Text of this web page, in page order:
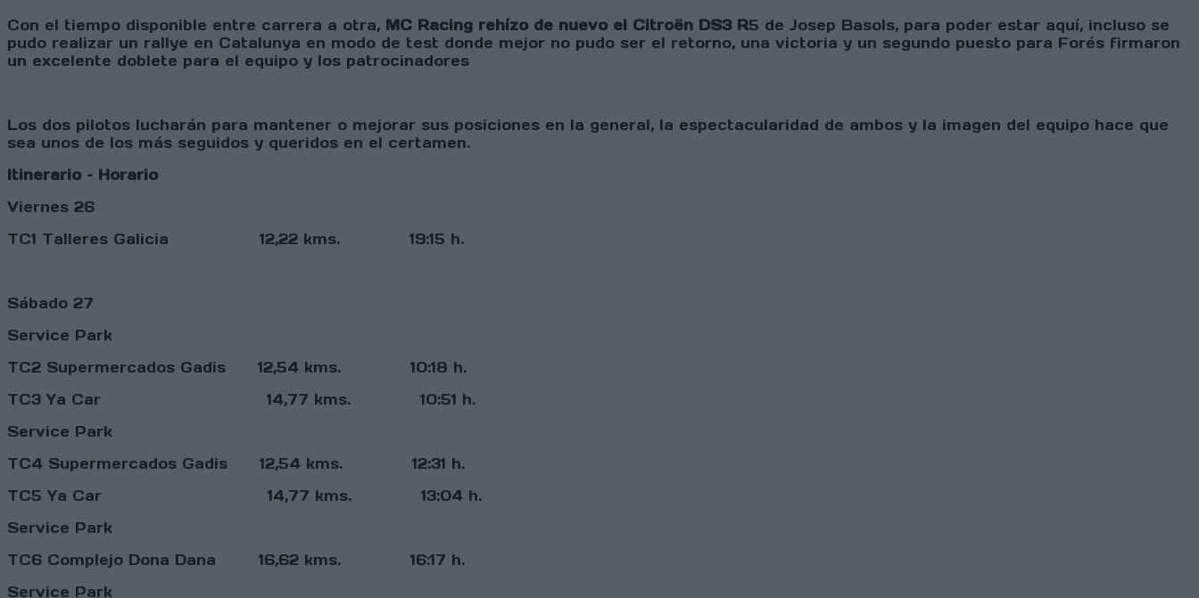
Con el tiempo disponible entre carrera a otra, MC Racing rehízo de nuevo el Citroën DS3 R5 de Josep Basols, para poder estar aquí, incluso se
pudo realizar un rallye en Catalunya en modo de test donde mejor no pudo ser el retorno, una victoria y un segundo puesto para Forés firmaron
un excelente doblete para el equipo y los patrocinadores
Los dos pilotos lucharán para mantener o mejorar sus posiciones en la general, la espectacularidad de ambos y la imagen del equipo hace que
sea unos de los más seguidos y queridos en el certamen.
Itinerario – Horario
Viernes 26
TC1 Talleres Galicia 12,22 kms. 19:15 h.
Sábado 27
Service Park
TC2 Supermercados Gadis 12,54 kms. 10:18 h.
TC3 Ya Car 14,77 kms. 10:51 h.
Service Park
TC4 Supermercados Gadis 12,54 kms. 12:31 h.
TC5 Ya Car 14,77 kms. 13:04 h.
Service Park
TC6 Complejo Dona Dana 16,62 kms. 16:17 h.
Service Park